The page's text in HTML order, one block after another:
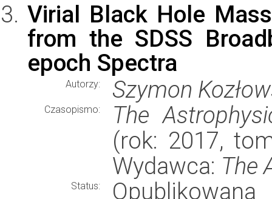
Virial Black Hole
from the SDSS
epoch Spectra
Autorzy: Szymon
Czasopismo:
The
(rok: 2017,
Wydawca: The
Status: Opublikowana